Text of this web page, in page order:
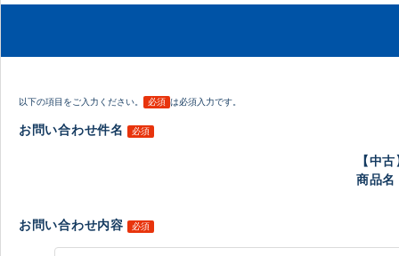
以下の項目をご入力ください。 必須 は必須入力です。
お問い合わせ件名 必須
【中
商品
お問い合わせ内容 必須